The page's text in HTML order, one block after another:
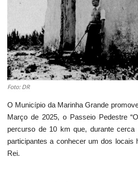
Ficha técnica
Cultura
Lazer
Ambiente
Foto: DR
O Município da Marinha Grande
Março de 2025, o Passeio Pedestre
percurso de 10 km que, durante
participantes a conhecer um dos locais
Rei.